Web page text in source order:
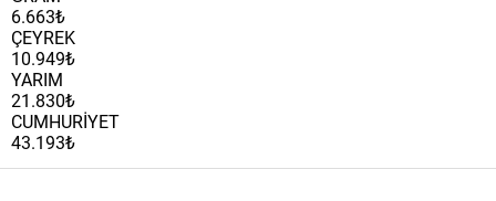
6.663₺
ÇEYREK
10.949₺
YARIM
21.830₺
CUMHURİYET
43.193₺